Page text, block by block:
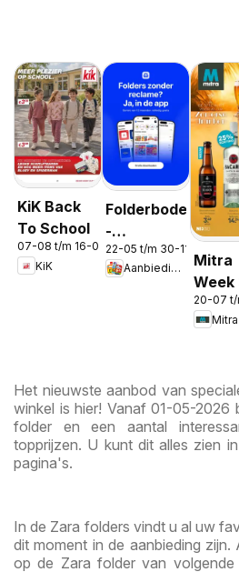
KiK Back
To School
07-08 t/m 16-08-2026
KiK
Folderbode
-
Aanbiedingen
in de app
22-05 t/m 30-11-2026
Aanbiedingen
Mitra
Week
31
20-07
Mitra
Het nieuwste aanbod van
winkel is hier! Vanaf 01-05-2026
folder en een aantal
topprijzen. U kunt dit alles zien
pagina's.
In de Zara folders vindt u al uw
dit moment in de aanbieding
op de Zara folder van volgende